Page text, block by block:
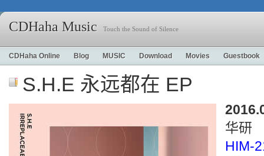
CDHaha Music Touch the Sound of Silence
CDHaha Online Blog MUSIC Download Movies Guestbook
S.H.E 永远都在 EP
华研
HIM-